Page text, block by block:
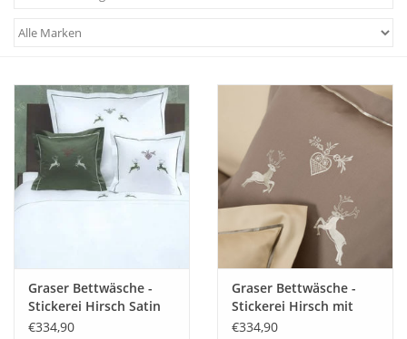
Haus-Bademäntel
Plaids, Decken, Kissen
Edles aus Cashmere
Tisch & Küche
Graser Bettwäsche -
Stickerei Hirsch Satin
weiß
€334,90
Graser Bettwäsche -
Stickerei Hirsch mit
Herz- Satin-chincilla
€334,90